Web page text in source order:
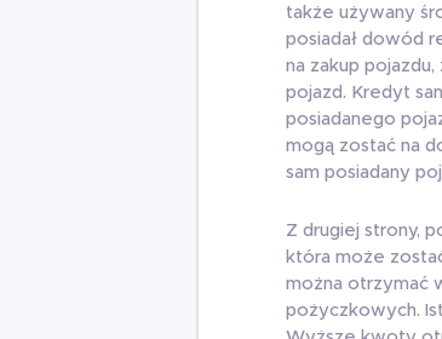
także używany
posiadał dowód
na zakup
pojazd. Kredyt
posiadanego
mogą zostać na
sam posiadany
Z drugiej strony,
która może
można otrzymać
pożyczkowych.